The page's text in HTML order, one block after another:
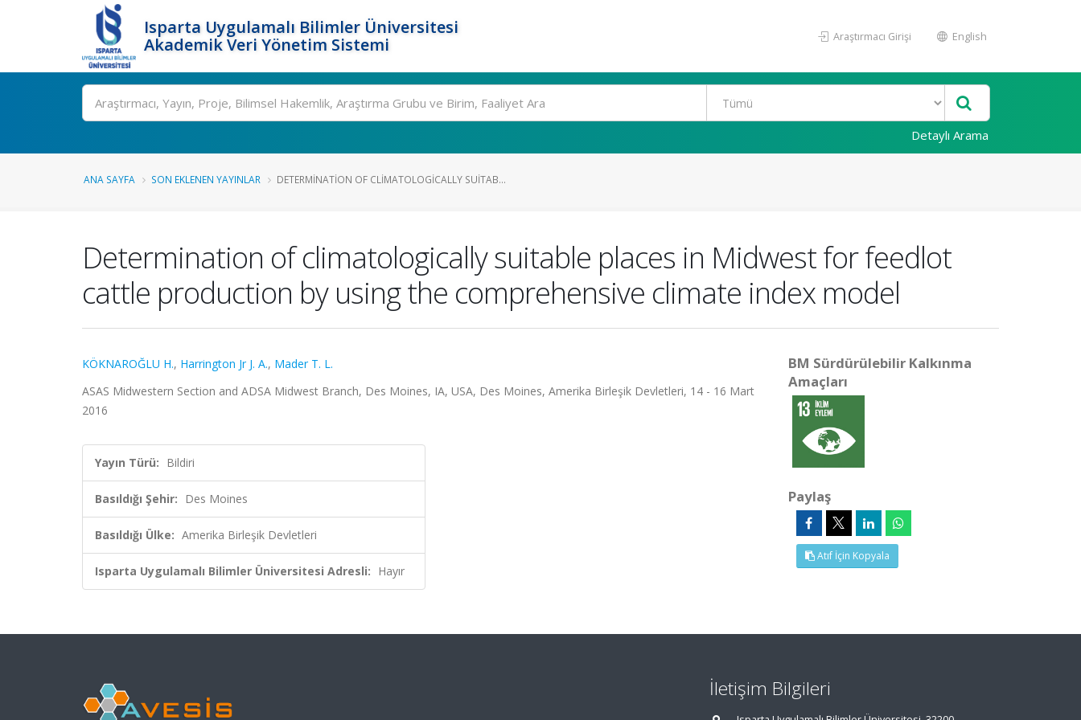
Isparta Uygulamalı Bilimler Üniversitesi
Akademik Veri Yönetim Sistemi
Araştırmacı Girişi English
Ara
Detaylı Arama
ANA SAYFA SON EKLENEN YAYINLAR DETERMINATION OF CLIMATOLOGICALLY SUITAB...
Determination of climatologically suitable places in Midwest for feedlot
cattle production by using the comprehensive climate index model
KÖKNAROĞLU H., Harrington Jr J. A., Mader T. L.
ASAS Midwestern Section and ADSA Midwest Branch, Des Moines, IA, USA, Des Moines, Amerika Birleşik Devletleri, 14 - 16 Mart
2016
Yayın Türü: Bildiri
Basıldığı Şehir: Des Moines
Basıldığı Ülke: Amerika Birleşik Devletleri
Isparta Uygulamalı Bilimler Üniversitesi Adresli: Hayır
BM Sürdürülebilir Kalkınma
Amaçları
Paylaş
Atıf İçin Kopyala
İletişim Bilgileri